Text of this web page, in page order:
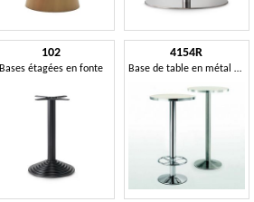
102
Bases étagées en fonte
4154R
Base de table en métal avec repose-pieds